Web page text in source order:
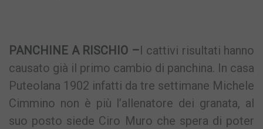
PANCHINE A RISCHIO –I cattivi risultati hanno
causato già il primo cambio di panchina. In casa
Puteolana 1902 infatti da tre settimane Michele
Cimmino non è più l’allenatore dei granata, al
suo posto siede Ciro Muro che spera di poter